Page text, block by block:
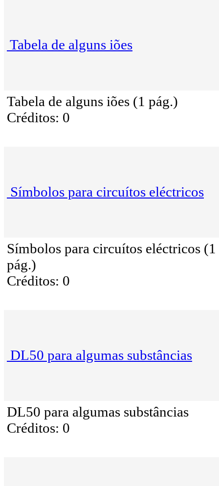
Tabela de alguns iões
Tabela de alguns iões (1 pág.)
Créditos: 0
Símbolos para circuítos eléctricos
Símbolos para circuítos eléctricos (1
pág.)
Créditos: 0
DL50 para algumas substâncias
DL50 para algumas substâncias
Créditos: 0